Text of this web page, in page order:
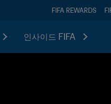
FIFA REWARDS
인사이드 FIFA